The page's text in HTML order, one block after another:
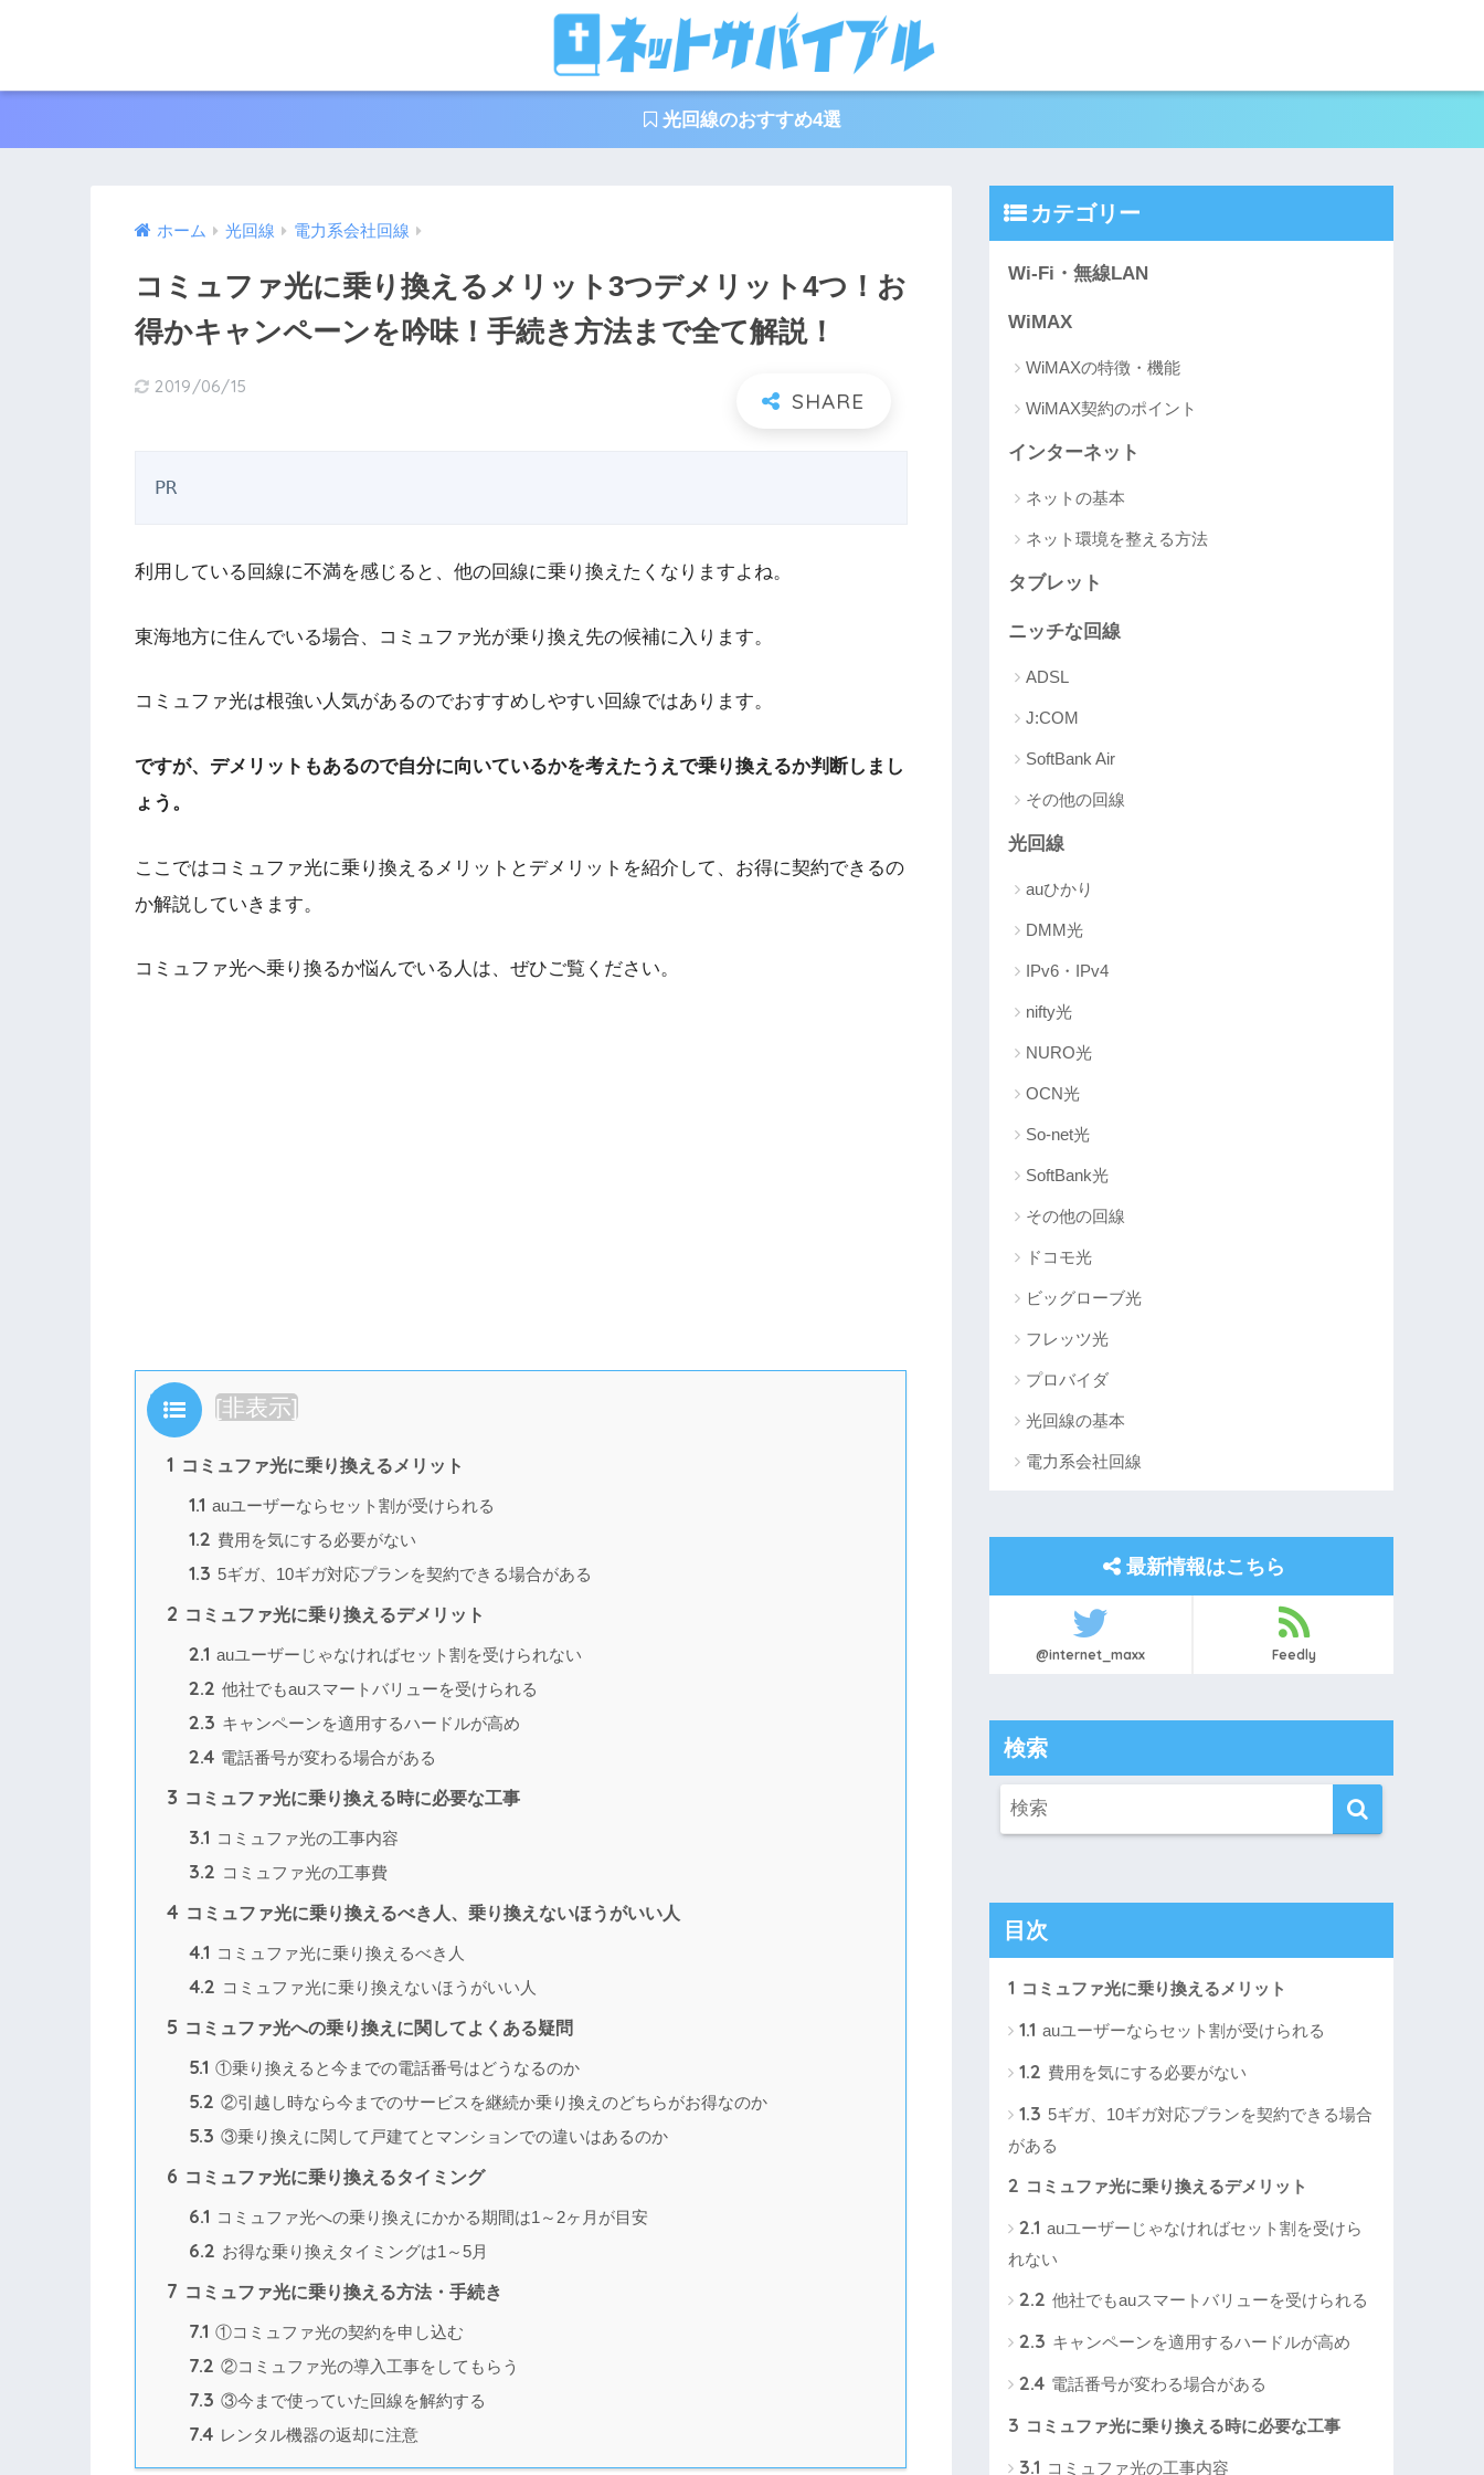
光回線のおすすめ4選
ホーム 光回線 電力系会社回線
コミュファ光に乗り換えるメリット3つデメリット4つ！お
得かキャンペーンを吟味！手続き方法まで全て解説！
2019/06/15
PR
利用している回線に不満を感じると、他の回線に乗り換えたくなりますよね。
東海地方に住んでいる場合、コミュファ光が乗り換え先の候補に入ります。
コミュファ光は根強い人気があるのでおすすめしやすい回線ではあります。
ですが、デメリットもあるので自分に向いているかを考えたうえで乗り換えるか判断しまし
ょう。
ここではコミュファ光に乗り換えるメリットとデメリットを紹介して、お得に契約できるの
か解説していきます。
コミュファ光へ乗り換るか悩んでいる人は、ぜひご覧ください。
目次 [非表示]
1 コミュファ光に乗り換えるメリット
1.1 auユーザーならセット割が受けられる
1.2 費用を気にする必要がない
1.3 5ギガ、10ギガ対応プランを契約できる場合がある
2 コミュファ光に乗り換えるデメリット
2.1 auユーザーじゃなければセット割を受けられない
2.2 他社でもauスマートバリューを受けられる
2.3 キャンペーンを適用するハードルが高め
2.4 電話番号が変わる場合がある
3 コミュファ光に乗り換える時に必要な工事
3.1 コミュファ光の工事内容
3.2 コミュファ光の工事費
4 コミュファ光に乗り換えるべき人、乗り換えないほうがいい人
4.1 コミュファ光に乗り換えるべき人
4.2 コミュファ光に乗り換えないほうがいい人
5 コミュファ光への乗り換えに関してよくある疑問
5.1 ①乗り換えると今までの電話番号はどうなるのか
5.2 ②引越し時なら今までのサービスを継続か乗り換えのどちらがお得なのか
5.3 ③乗り換えに関して戸建てとマンションでの違いはあるのか
6 コミュファ光に乗り換えるタイミング
6.1 コミュファ光への乗り換えにかかる期間は1～2ヶ月が目安
6.2 お得な乗り換えタイミングは1～5月
7 コミュファ光に乗り換える方法・手続き
7.1 ①コミュファ光の契約を申し込む
7.2 ②コミュファ光の導入工事をしてもらう
7.3 ③今まで使っていた回線を解約する
7.4 レンタル機器の返却に注意
カテゴリー
Wi-Fi・無線LAN
WiMAX
WiMAXの特徴・機能
WiMAX契約のポイント
インターネット
ネットの基本
ネット環境を整える方法
タブレット
ニッチな回線
ADSL
J:COM
SoftBank Air
その他の回線
光回線
auひかり
DMM光
IPv6・IPv4
nifty光
NURO光
OCN光
So-net光
SoftBank光
その他の回線
ドコモ光
ビッグローブ光
フレッツ光
プロバイダ
光回線の基本
電力系会社回線
最新情報はこちら
@internet_maxx Feedly
検索
目次
1 コミュファ光に乗り換えるメリット
1.1 auユーザーならセット割が受けられる
1.2 費用を気にする必要がない
1.3 5ギガ、10ギガ対応プランを契約できる場合
がある
2 コミュファ光に乗り換えるデメリット
2.1 auユーザーじゃなければセット割を受けら
れない
2.2 他社でもauスマートバリューを受けられる
2.3 キャンペーンを適用するハードルが高め
2.4 電話番号が変わる場合がある
3 コミュファ光に乗り換える時に必要な工事
3.1 コミュファ光の工事内容